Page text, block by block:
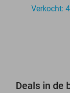
Verkocht:
Deals in de